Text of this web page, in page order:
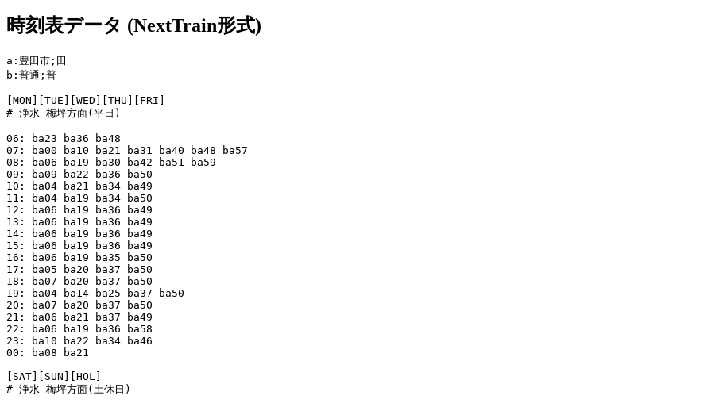
時刻表データ (NextTrain形式)
a:豊田市;田
b:普通;普
[MON][TUE][WED][THU][FRI]
# 浄水 梅坪方面(平日)
06: ba23 ba36 ba48
07: ba00 ba10 ba21 ba31 ba40 ba48 ba57
08: ba06 ba19 ba30 ba42 ba51 ba59
09: ba09 ba22 ba36 ba50
10: ba04 ba21 ba34 ba49
11: ba04 ba19 ba34 ba50
12: ba06 ba19 ba36 ba49
13: ba06 ba19 ba36 ba49
14: ba06 ba19 ba36 ba49
15: ba06 ba19 ba36 ba49
16: ba06 ba19 ba35 ba50
17: ba05 ba20 ba37 ba50
18: ba07 ba20 ba37 ba50
19: ba04 ba14 ba25 ba37 ba50
20: ba07 ba20 ba37 ba50
21: ba06 ba21 ba37 ba49
22: ba06 ba19 ba36 ba58
23: ba10 ba22 ba34 ba46
00: ba08 ba21
[SAT][SUN][HOL]
# 浄水 梅坪方面(土休日)